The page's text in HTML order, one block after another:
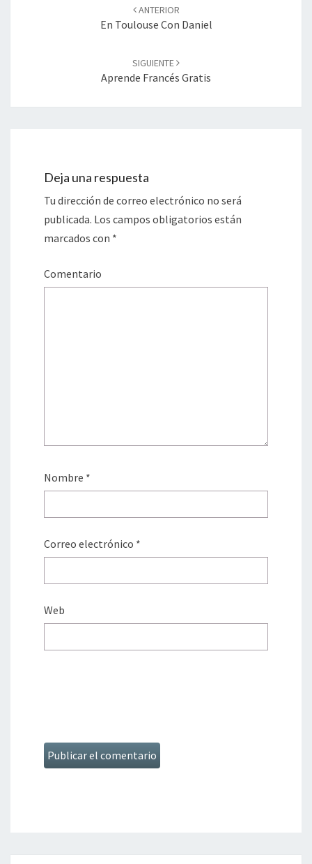
ANTERIOR
En Toulouse Con Daniel
SIGUIENTE
Aprende Francés Gratis
Deja una respuesta
Tu dirección de correo electrónico no será
publicada. Los campos obligatorios están
marcados con *
Comentario
Nombre *
Correo electrónico *
Web